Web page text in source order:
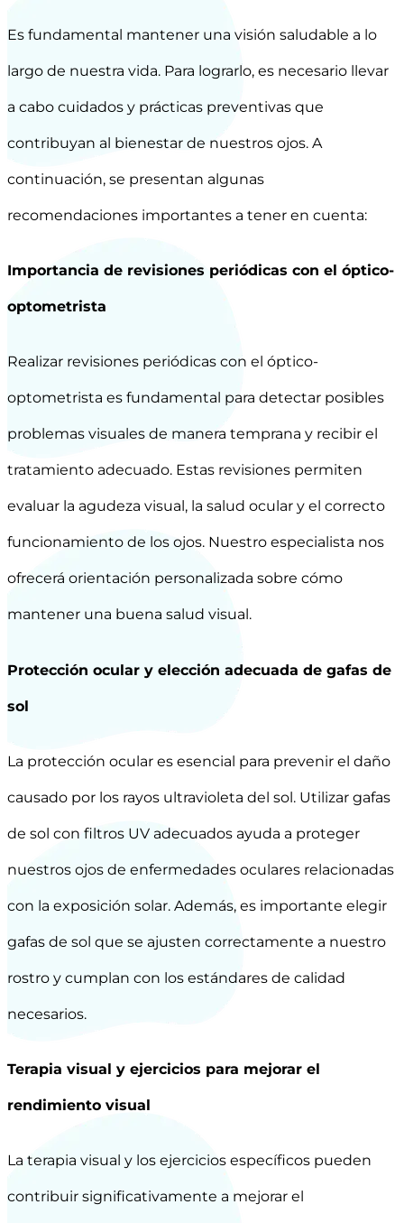
Es fundamental mantener una visión saludable a lo
largo de nuestra vida. Para lograrlo, es necesario llevar
a cabo cuidados y prácticas preventivas que
contribuyan al bienestar de nuestros ojos. A
continuación, se presentan algunas
recomendaciones importantes a tener en cuenta:
Importancia de revisiones periódicas con el óptico-
optometrista
Realizar revisiones periódicas con el óptico-
optometrista es fundamental para detectar posibles
problemas visuales de manera temprana y recibir el
tratamiento adecuado. Estas revisiones permiten
evaluar la agudeza visual, la salud ocular y el correcto
funcionamiento de los ojos. Nuestro especialista nos
ofrecerá orientación personalizada sobre cómo
mantener una buena salud visual.
Protección ocular y elección adecuada de gafas de
sol
La protección ocular es esencial para prevenir el daño
causado por los rayos ultravioleta del sol. Utilizar gafas
de sol con filtros UV adecuados ayuda a proteger
nuestros ojos de enfermedades oculares relacionadas
con la exposición solar. Además, es importante elegir
gafas de sol que se ajusten correctamente a nuestro
rostro y cumplan con los estándares de calidad
necesarios.
Terapia visual y ejercicios para mejorar el
rendimiento visual
La terapia visual y los ejercicios específicos pueden
contribuir significativamente a mejorar el